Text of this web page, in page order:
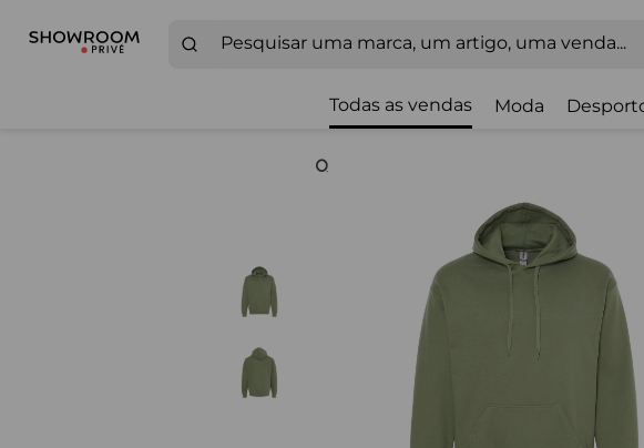
Todas as vendas Moda